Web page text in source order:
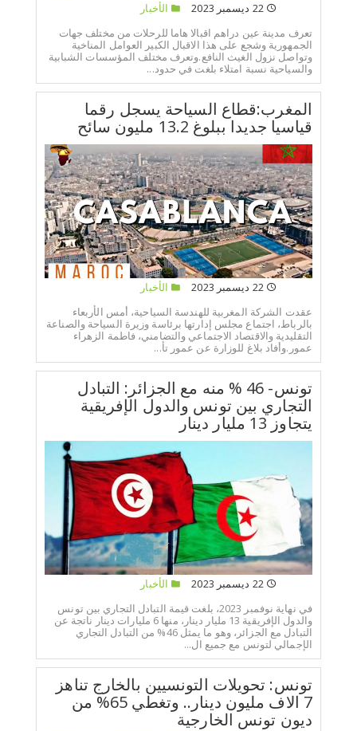
22 ديسمبر 2023
الأخبار
تعرف مدينة عين دراهم اقبالا هاما للرحلات من مختلف جهات
الجمهورية وشجع على هذا الاقبال الكبير العوامل المناخية
وتواصل نزول الغيث النافع.وتعرف مختلف المؤسسات الشبابية
والسياحية نسبة امتلاء بلغت في حدود...
المغرب:قطاع السياحة يسجل رقما
قياسيا جديدا ببلوغ 13.2 مليون سائح
22 ديسمبر 2023
الأخبار
عقدت الشركة المغربية للهندسة السياحية، أمس الأربعاء
بالرباط، اجتماع مجلس إدارتها برئاسة وزيرة السياحة والصناعة
التقليدية والاقتصاد الاجتماعي والتضامني، فاطمة الزهراء
عمور.وأفاد بلاغ للوزارة عن عمور تأ...
تونس- 46 % منه مع الجزائر: التبادل
التجاري بين تونس والدول الإفريقية
يتجاوز 13 مليار دينار
22 ديسمبر 2023
الأخبار
في نهاية نوفمبر 2023، بلغت قيمة التبادل التجاري بين تونس
والدول الإفريقية 13 مليار دينار، منها 6 مليارات دينار ناتجة عن
التبادل مع الجزائر، وهو ما يمثل 46% من التبادل التجاري
الإجمالي لتونس مع جميع ال...
تونس: تحويلات التونسيين بالخارج تناهز
7 الاف مليون دينار.. وتغطي 65% من
ديون تونس الخارجية